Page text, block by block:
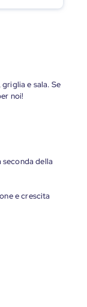
e sala. Se
noi!
della
e crescita